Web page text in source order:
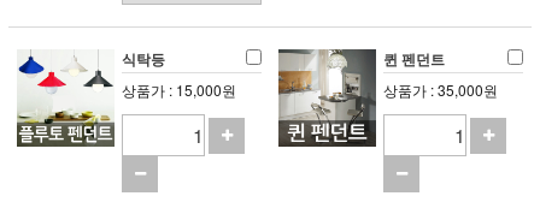
식탁등
상품가 : 15,000원
퀸 펜던트
상품가 : 35,000원